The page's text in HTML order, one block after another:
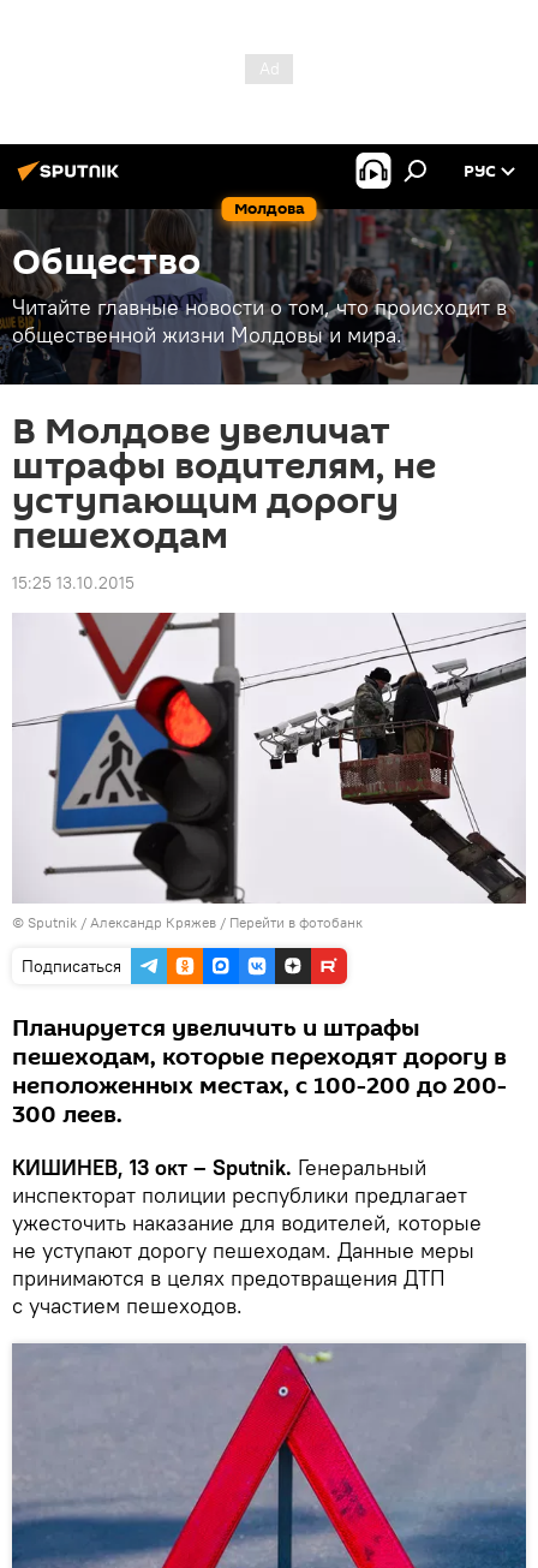
Молдова
РУС
Общество
Читайте главные новости о том, что происходит в
общественной жизни Молдовы и мира.
В Молдове увеличат
штрафы водителям, не
уступающим дорогу
пешеходам
15:25 13.10.2015
© Sputnik / Александр Кряжев / Перейти в фотобанк
Подписаться
Планируется увеличить и штрафы
пешеходам, которые переходят дорогу в
неположенных местах, с 100-200 до 200-
300 леев.
КИШИНЕВ, 13 окт – Sputnik. Генеральный
инспекторат полиции республики предлагает
ужесточить наказание для водителей, которые
не уступают дорогу пешеходам. Данные меры
принимаются в целях предотвращения ДТП
с участием пешеходов.